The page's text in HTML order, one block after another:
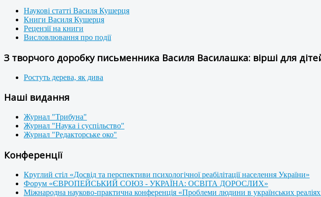
Наукові статті Василя Кушерця
Книги Василя Кушерця
Рецензії на книги
Висловлювання про події
З творчого доробку письменника Василя Василашка: вірші для
Ростуть дерева, як дива
Наші видання
Журнал "Трибуна"
Журнал "Наука і суспільство"
Журнал "Редакторське око"
Конференції
Круглий стіл «Досвід та перспективи психологічної реабілітації населення України»
Форум «ЄВРОПЕЙСЬКИЙ СОЮЗ - УКРАЇНА: ОСВІТА ДОРОСЛИХ»
Міжнародна науково-практична конференція «Проблеми людини в українських